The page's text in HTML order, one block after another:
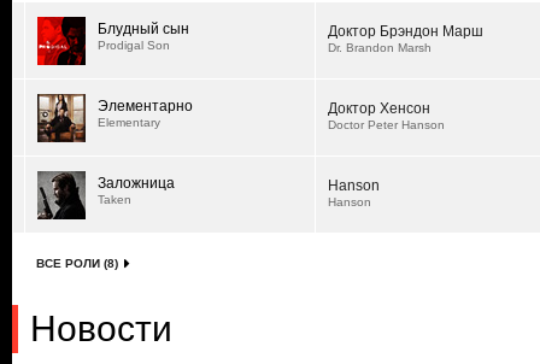
Блудный сын
Prodigal Son
Доктор Брэндон Марш
Dr. Brandon Marsh
Элементарно
Elementary
Доктор Хенсон
Doctor Peter Hanson
Заложница
Taken
Hanson
Hanson
ВСЕ РОЛИ (8)
Новости